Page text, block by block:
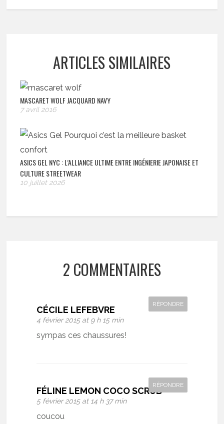
ARTICLES SIMILAIRES
MASCARET WOLF JACQUARD NAVY
7 avril 2016
ASICS GEL NYC : L’ALLIANCE ULTIME ENTRE INGÉNIERIE JAPONAISE ET
CULTURE STREETWEAR
10 juillet 2026
2 COMMENTAIRES
CÉCILE LEFEBVRE
4 février 2015 at 9 h 15 min
RÉPONDRE
sympas ces chaussures!
FÉLINE LEMON COCO SCRUB
5 février 2015 at 14 h 37 min
RÉPONDRE
coucou